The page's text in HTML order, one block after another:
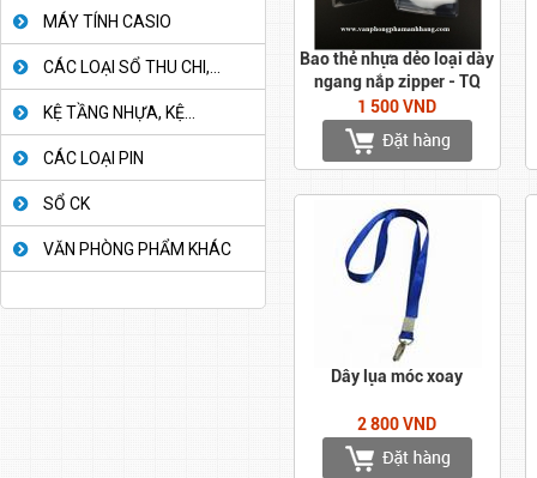
MÁY TÍNH CASIO
CÁC LOẠI SỔ THU CHI,...
KỆ TẦNG NHỰA, KỆ...
CÁC LOẠI PIN
SỔ CK
VĂN PHÒNG PHẨM KHÁC
Bao thẻ nhựa dẻo loại dày
ngang nắp zipper - TQ
1 500 VND
Dây lụa móc xoay
2 800 VND